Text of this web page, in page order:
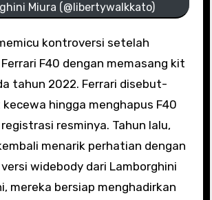
Miura (@libertywalkkato)
F40 dengan memasang kit
tahun 2022. Ferrari disebut-
hingga menghapus F40
resminya. Tahun lalu,
menarik perhatian dengan
widebody dari Lamborghini
mereka bersiap menghadirkan